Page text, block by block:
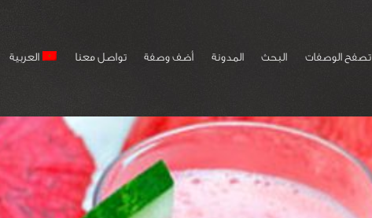
تصفح الوصفات البحث المدونة أضف وصفة تواصل معنا العربية